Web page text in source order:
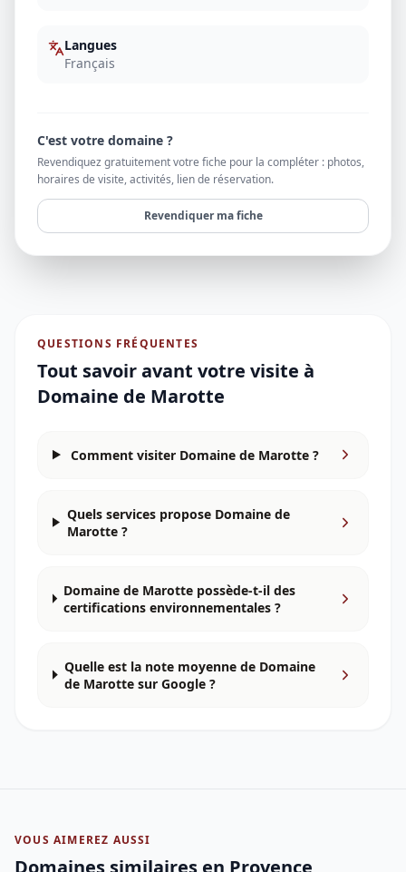
Langues
Français
C'est votre domaine ?
Revendiquez gratuitement votre fiche pour la compléter : photos,
horaires de visite, activités, lien de réservation.
Revendiquer ma fiche
QUESTIONS FRÉQUENTES
Tout savoir avant votre visite à
Domaine de Marotte
Comment visiter Domaine de Marotte ?
Quels services propose Domaine de
Marotte ?
Domaine de Marotte possède-t-il des
certifications environnementales ?
Quelle est la note moyenne de Domaine
de Marotte sur Google ?
VOUS AIMEREZ AUSSI
Domaines similaires en Provence